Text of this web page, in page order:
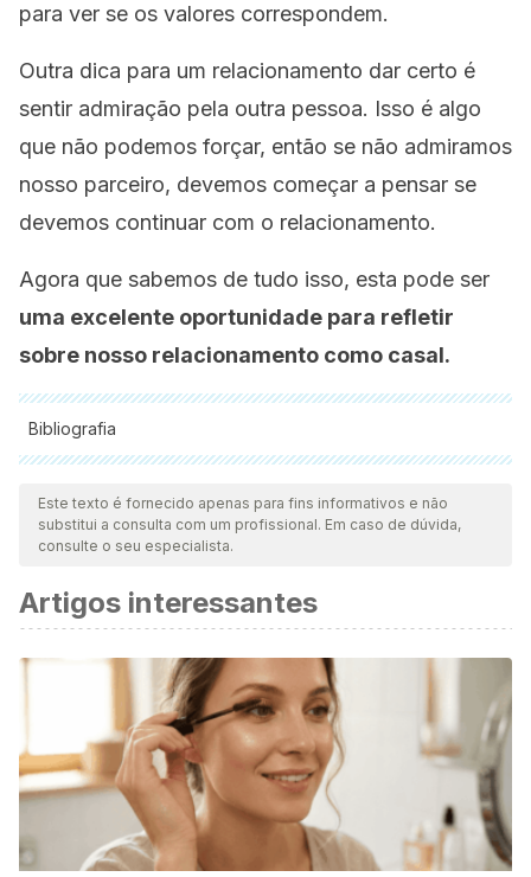
para ver se os valores correspondem.
Outra dica para um relacionamento dar certo é
sentir admiração pela outra pessoa. Isso é algo
que não podemos forçar, então se não admiramos
nosso parceiro, devemos começar a pensar se
devemos continuar com o relacionamento.
Agora que sabemos de tudo isso, esta pode ser
uma excelente oportunidade para refletir
sobre nosso relacionamento como casal.
Bibliografia
Todas as fontes citadas foram minuciosamente revisadas por
nossa equipe para garantir sua qualidade, confiabilidade,
atualidade e validade. A bibliografia deste artigo foi
cientificamente.
Callejón-Chinchilla, M. D., & Gila-Ordóñez, J. M. (2018).
Necesidad de trabajar las relaciones de pareja saludable
desde contextos socio-educativos.Sophia
Herrera, A. B. (2019). Cómo buscar y encontrar pareja
estable y amorosa.Tus psicólogos en CDMX: Irradia
Terapia
Iglesias-García, M. T., Urbano-Contreras, A., & Martínez-
González, R. A. (2019). Escala de Comunicación
Este texto é fornecido apenas para fins informativos e não
substitui a consulta com um profissional. Em caso de dúvida,
consulte o seu especialista.
Artigos interessantes